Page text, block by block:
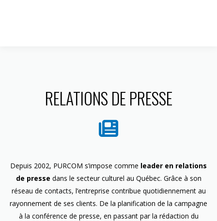
RELATIONS DE PRESSE
Depuis 2002, PURCOM s’impose comme leader en relations
de presse dans le secteur culturel au Québec. Grâce à son
réseau de contacts, l’entreprise contribue quotidiennement au
rayonnement de ses clients. De la planification de la campagne
à la conférence de presse, en passant par la rédaction du